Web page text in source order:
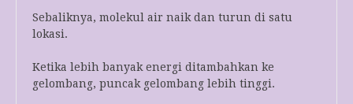
Sebaliknya, molekul air naik dan turun di satu
lokasi.
Ketika lebih banyak energi ditambahkan ke
gelombang, puncak gelombang lebih tinggi.